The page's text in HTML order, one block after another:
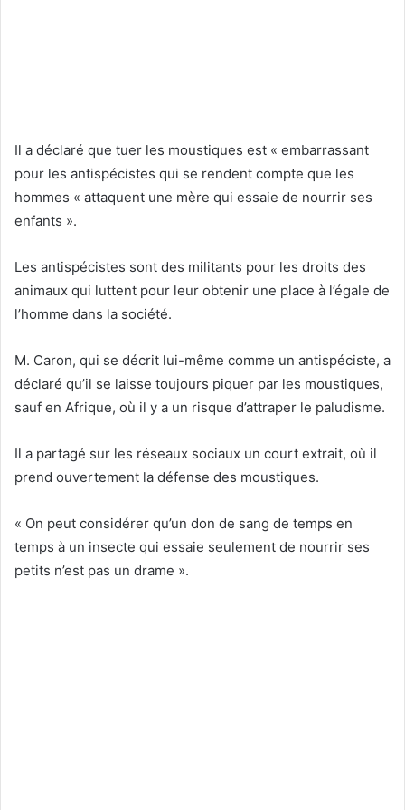
Il a déclaré que tuer les moustiques est « embarrassant
pour les antispécistes qui se rendent compte que les
hommes « attaquent une mère qui essaie de nourrir ses
enfants ».
Les antispécistes sont des militants pour les droits des
animaux qui luttent pour leur obtenir une place à l’égale de
l’homme dans la société.
M. Caron, qui se décrit lui-même comme un antispéciste, a
déclaré qu’il se laisse toujours piquer par les moustiques,
sauf en Afrique, où il y a un risque d’attraper le paludisme.
Il a partagé sur les réseaux sociaux un court extrait, où il
prend ouvertement la défense des moustiques.
« On peut considérer qu’un don de sang de temps en
temps à un insecte qui essaie seulement de nourrir ses
petits n’est pas un drame ».